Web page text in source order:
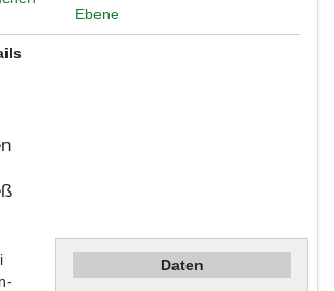
Ebene
Daten